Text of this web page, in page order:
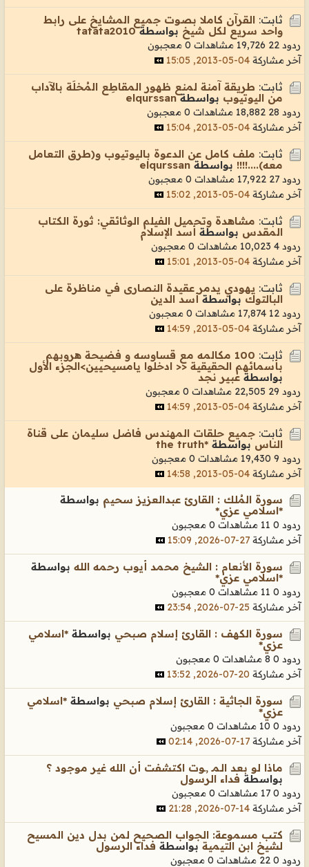
ثابت: القرآن كاملا بصوت جميع المشايخ على رابط
واحد سريع لكل شيخ بواسطةtatata2010
ردود 22 19,726 مشاهدات
0 معجبون
آخر مشاركة 04-05-2013, 15:05
ثابت: طريقة آمنة لمنع ظهور المقاطِع المُخلَة بالآداب
من اليوتيوب بواسطةelqurssan
ردود 28 18,882 مشاهدات
0 معجبون
آخر مشاركة 04-05-2013, 15:04
ثابت: ملف كامل عن الدعوة باليوتيوب و(طرق التعامل
معه)....!!!! بواسطةelqurssan
ردود 27 17,922 مشاهدات
0 معجبون
آخر مشاركة 04-05-2013, 15:02
ثابت: مشاهدة وتحميل الفيلم الوثائقي: ثورة الكتاب
المقدس بواسطة أسد الإسلام
ردود 4 10,023 مشاهدات
0 معجبون
آخر مشاركة 04-05-2013, 15:01
ثابت: يهودي يدمر عقيدة النصارى في مناظرة على
البالتوك بواسطةأسد الدين
ردود 12 17,874 مشاهدات
0 معجبون
آخر مشاركة 04-05-2013, 14:59
ثابت:
100 مكالمه مع قساوسه و فضيحة هروبهم
بأسمائهم الحقيقية << ادخلوا يامسيحيين>الجزء الأول
بواسطة عبير نجد
ردود 29 22,505 مشاهدات
0 معجبون
آخر مشاركة 04-05-2013, 14:59
ثابت: جميع حلقات المهندس فاضل سليمان على قناة
الناس بواسطة *the truth
ردود 9 19,430 مشاهدات
0 معجبون
آخر مشاركة 04-05-2013, 14:58
سورة المُلك : القارئ عبدالعزيز سحيم بواسطة
*اسلامي عزي*
ردود 0 11 مشاهدات
0 معجبون
آخر مشاركة 27-07-2026, 15:09
سورة الأنعام : الشيخ محمد أيوب رحمه الله بواسطة
*اسلامي عزي*
ردود 0 11 مشاهدات
0 معجبون
آخر مشاركة 25-07-2026, 23:54
سورة الكهف : القارئ إسلام صبحي بواسطة *اسلامي
عزي*
ردود 0 8 مشاهدات
0 معجبون
آخر مشاركة 20-07-2026, 13:52
سورة الجاثية : القارئ إسلام صبحي بواسطة *اسلامي
عزي*
ردود 0 10 مشاهدات
0 معجبون
آخر مشاركة 17-07-2026, 02:14
ماذا لو بعد الـمـ ,ـوت اكتشفت أن الله غير موجود ؟
بواسطة فداء الرسول
ردود 0 17 مشاهدات
0 معجبون
آخر مشاركة 14-07-2026, 21:28
كتب مسموعة: الجواب الصحيح لمن بدل دين المسيح
لشيخ ابن التيمية بواسطة فداء الرسول
ردود 0 22 مشاهدات
0 معجبون